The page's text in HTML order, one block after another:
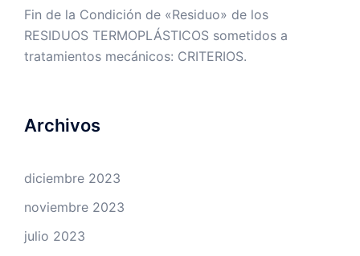
Fin de la Condición de «Residuo» de los
RESIDUOS TERMOPLÁSTICOS sometidos a
tratamientos mecánicos: CRITERIOS.
Archivos
diciembre 2023
noviembre 2023
julio 2023